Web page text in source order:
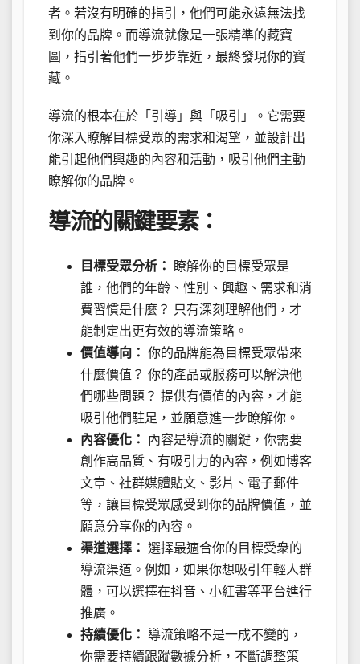
者。若沒有明確的指引，他們可能永遠無法找
到你的品牌。而導流就像是一張精準的藏寶
圖，指引著他們一步步靠近，最終發現你的寶
藏。
導流的根本在於「引導」與「吸引」。它需要
你深入瞭解目標受眾的需求和渴望，並設計出
能引起他們興趣的內容和活動，吸引他們主動
瞭解你的品牌。
導流的關鍵要素：
目標受眾分析：
瞭解你的目標受眾是
誰，他們的年齡、性別、興趣、需求和消
費習慣是什麼？ 只有深刻理解他們，才
能制定出更有效的導流策略。
價值導向： 你的品牌能為目標受眾帶來
什麼價值？ 你的產品或服務可以解決他
們哪些問題？ 提供有價值的內容，才能
吸引他們駐足，並願意進一步瞭解你。
內容優化：
內容是導流的關鍵，你需要
創作高品質、有吸引力的內容，例如博客
文章、社群媒體貼文、影片、電子郵件
等，讓目標受眾感受到你的品牌價值，並
願意分享你的內容。
渠道選擇： 選擇最適合你的目標受衆的
導流渠道。例如，如果你想吸引年輕人群
體，可以選擇在抖音、小紅書等平台進行
推廣。
持續優化： 導流策略不是一成不變的，
你需要持續跟蹤數據分析，不斷調整策